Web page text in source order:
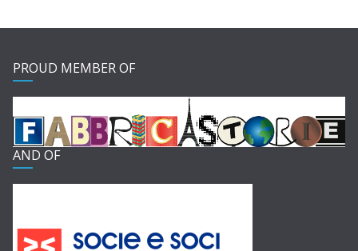
PROUD MEMBER OF
AND OF